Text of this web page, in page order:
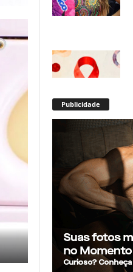
Publicidade